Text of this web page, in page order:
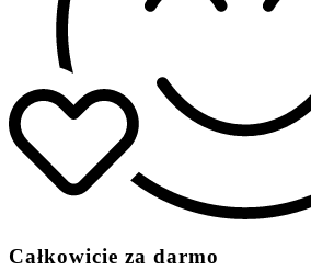
Całkowicie za darmo